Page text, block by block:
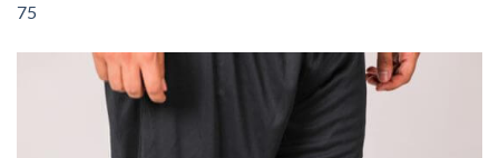
75